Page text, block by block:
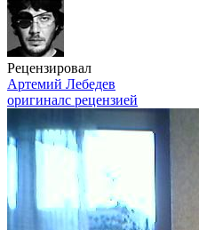
Рецензировал
Артемий Лебедев
оригиналс рецензией